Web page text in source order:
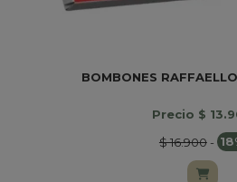
BOMBONES
Precio $
$ 16.900-